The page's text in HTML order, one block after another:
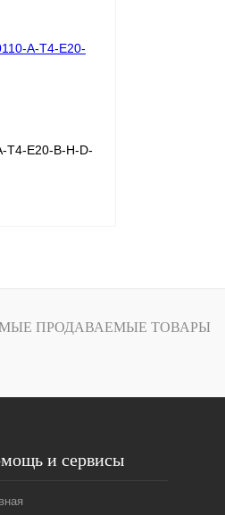
T4-E20-B-H-D-
ПРОДАВАЕМЫЕ ТОВАРЫ
и сервисы